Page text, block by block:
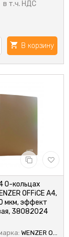
в т.ч. НДС
В корзину
О-кольцах
OFFiCE А4,
мкм, эффект
38082024
WENZER OFFiCE